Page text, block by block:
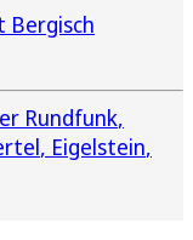
Bergisch
Rundfunk
Eigelstein